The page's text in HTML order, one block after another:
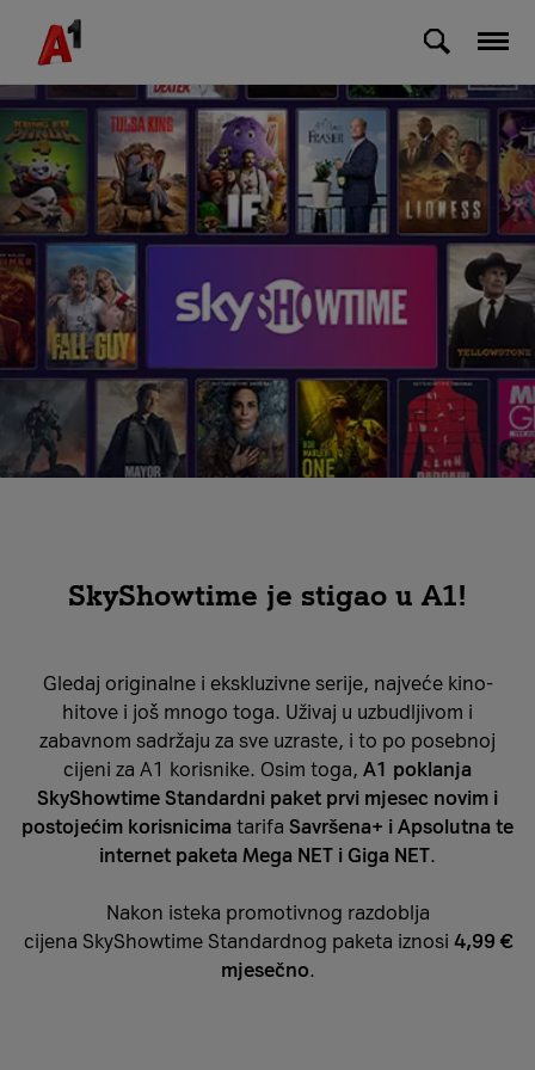
Skip to Main Content
SkyShowtime je stigao u A1!
Gledaj originalne i ekskluzivne serije, najveće kino-
hitove i još mnogo toga. Uživaj u uzbudljivom i
zabavnom sadržaju za sve uzraste, i to po posebnoj
cijeni za A1 korisnike. Osim toga, A1 poklanja
SkyShowtime Standardni paket prvi mjesec novim i
postojećim korisnicima tarifa Savršena+ i Apsolutna te
internet paketa Mega NET i Giga NET.
Nakon isteka promotivnog razdoblja
cijena SkyShowtime Standardnog paketa iznosi 4,99 €
mjesečno.